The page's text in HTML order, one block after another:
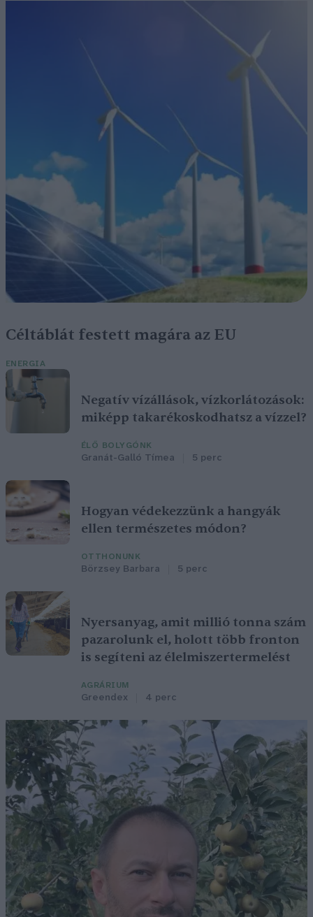
Céltáblát festett magára az EU
ENERGIA
Negatív vízállások, vízkorlátozások:
miképp takarékoskodhatsz a vízzel?
ÉLŐ BOLYGÓNK
Granát-Galló Tímea 5 perc
Hogyan védekezzünk a hangyák
ellen természetes módon?
OTTHONUNK
Börzsey Barbara 5 perc
Nyersanyag, amit millió tonna szám
pazarolunk el, holott több fronton
is segíteni az élelmiszertermelést
AGRÁRIUM
Greendex 4 perc